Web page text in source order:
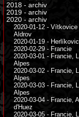
2018 - archiv
2019 - archiv
2020 - archiv
2020-01-12 - Vítkovice
Aldrov
2020-01-19 -
2020-02-29 - Francie
2020-03-01 - Francie,
Alpes
2020-03-02 - Francie,
Alpes
2020-03-03 - Francie,
Alpes
2020-03-04 - Francie,
d'Huez
2020-03-05 - Francie,